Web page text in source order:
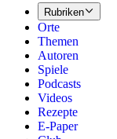
Rubriken
Orte
Themen
Autoren
Spiele
Podcasts
Videos
Rezepte
E-Paper